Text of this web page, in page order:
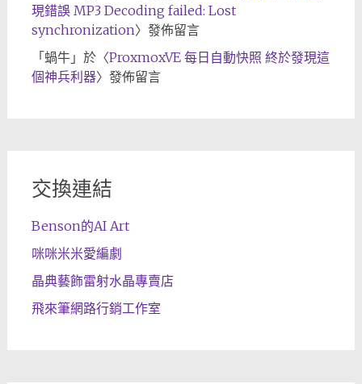
現錯誤 MP3 Decoding failed: Lost
synchronization〉發佈留言
「 蝸牛」於〈ProxmoxVE 每日自動快照 終於發現這
個神兵利器〉發佈留言
交換連結
Benson的AI Art
咪咪米米愛編劇
晶典藝飾雷射水晶專賣店
飛來筆網路行銷工作室